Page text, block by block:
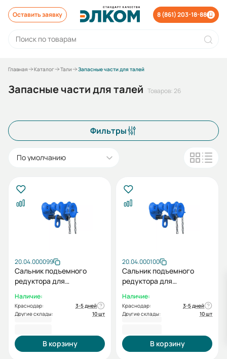
Оставить заявку 8 (861) 203-18-88
Главная Каталог Тали Запасные части для талей
Запасные части для талей Товаров: 26
Фильтры
По умолчанию
20.04.000099
Сальник подъемного
редуктора для
Наличие:
Краснодар:
3-5 дней
Другие склады:
10 шт
В корзину
20.04.000100
Сальник подъемного
редуктора для
Наличие:
Краснодар:
3-5 дней
Другие склады:
10 шт
В корзину